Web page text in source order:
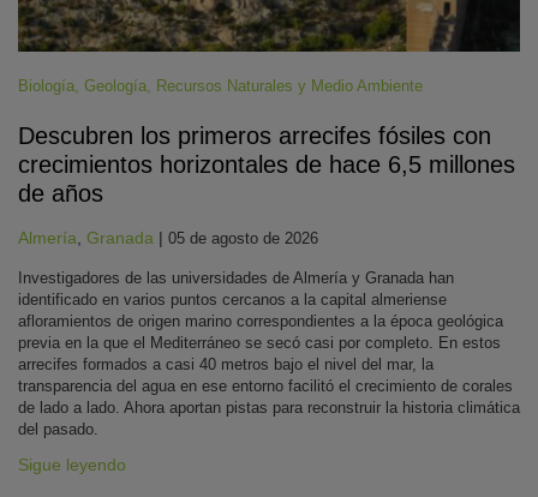
Biología, Geología, Recursos Naturales y Medio Ambiente
Descubren los primeros arrecifes fósiles con
crecimientos horizontales de hace 6,5 millones
de años
Almería Granada | 05 de agosto de 2026
Investigadores de las universidades de Almería y Granada han
identificado en varios puntos cercanos a la capital almeriense
afloramientos de origen marino correspondientes a la época geológica
previa en la que el Mediterráneo se secó casi por completo. En estos
arrecifes formados a casi 40 metros bajo el nivel del mar, la
transparencia del agua en ese entorno facilitó el crecimiento de corales
de lado a lado. Ahora aportan pistas para reconstruir la historia climática
del pasado.
Sigue leyendo